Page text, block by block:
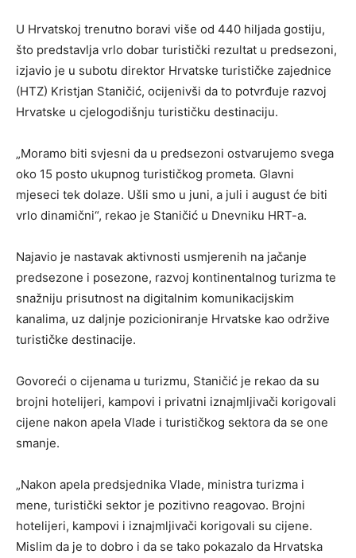
U Hrvatskoj trenutno boravi više od 440 hiljada gostiju,
što predstavlja vrlo dobar turistički rezultat u predsezoni,
izjavio je u subotu direktor Hrvatske turističke zajednice
(HTZ) Kristjan Staničić, ocijenivši da to potvrđuje razvoj
Hrvatske u cjelogodišnju turističku destinaciju.
„Moramo biti svjesni da u predsezoni ostvarujemo svega
oko 15 posto ukupnog turističkog prometa. Glavni
mjeseci tek dolaze. Ušli smo u juni, a juli i august će biti
vrlo dinamični“, rekao je Staničić u Dnevniku HRT-a.
Najavio je nastavak aktivnosti usmjerenih na jačanje
predsezone i posezone, razvoj kontinentalnog turizma te
snažniju prisutnost na digitalnim komunikacijskim
kanalima, uz daljnje pozicioniranje Hrvatske kao održive
turističke destinacije.
Govoreći o cijenama u turizmu, Staničić je rekao da su
brojni hotelijeri, kampovi i privatni iznajmljivači korigovali
cijene nakon apela Vlade i turističkog sektora da se one
smanje.
„Nakon apela predsjednika Vlade, ministra turizma i
mene, turistički sektor je pozitivno reagovao. Brojni
hotelijeri, kampovi i iznajmljivači korigovali su cijene.
Mislim da je to dobro i da se tako pokazalo da Hrvatska